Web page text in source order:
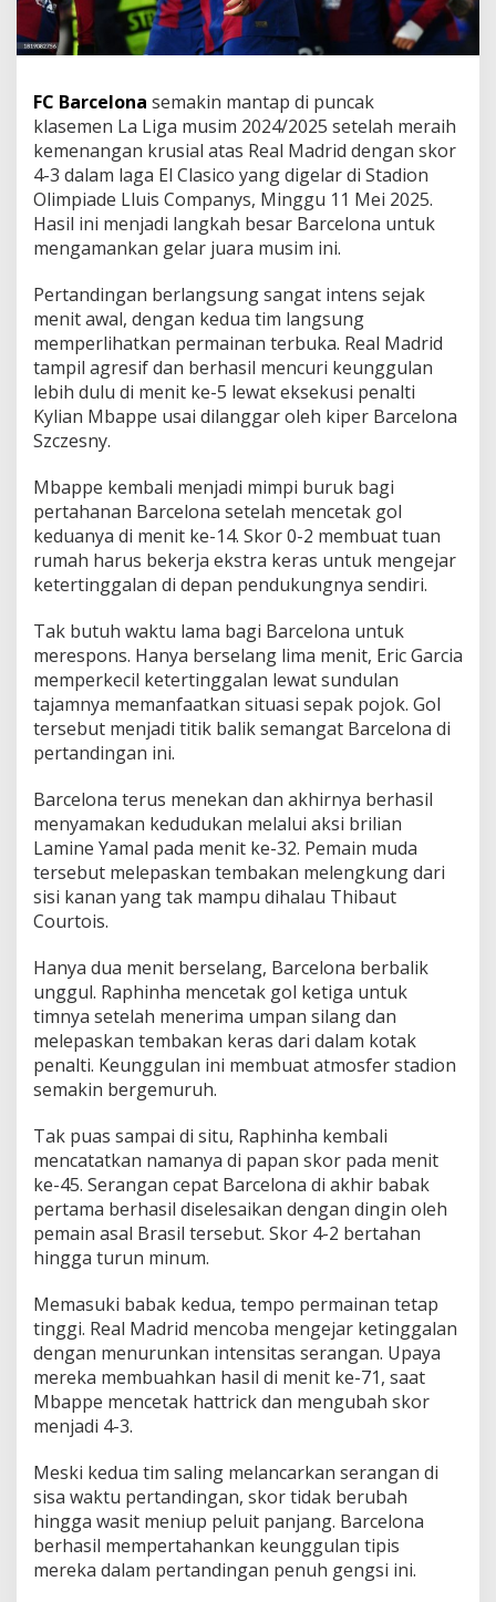
FC Barcelona semakin mantap di puncak
klasemen La Liga musim 2024/2025 setelah meraih
kemenangan krusial atas Real Madrid dengan skor
4-3 dalam laga El Clasico yang digelar di Stadion
Olimpiade Lluis Companys, Minggu 11 Mei 2025.
Hasil ini menjadi langkah besar Barcelona untuk
mengamankan gelar juara musim ini.
Pertandingan berlangsung sangat intens sejak
menit awal, dengan kedua tim langsung
memperlihatkan permainan terbuka. Real Madrid
tampil agresif dan berhasil mencuri keunggulan
lebih dulu di menit ke-5 lewat eksekusi penalti
Kylian Mbappe usai dilanggar oleh kiper Barcelona
Szczesny.
Mbappe kembali menjadi mimpi buruk bagi
pertahanan Barcelona setelah mencetak gol
keduanya di menit ke-14. Skor 0-2 membuat tuan
rumah harus bekerja ekstra keras untuk mengejar
ketertinggalan di depan pendukungnya sendiri.
Tak butuh waktu lama bagi Barcelona untuk
merespons. Hanya berselang lima menit, Eric Garcia
memperkecil ketertinggalan lewat sundulan
tajamnya memanfaatkan situasi sepak pojok. Gol
tersebut menjadi titik balik semangat Barcelona di
pertandingan ini.
Barcelona terus menekan dan akhirnya berhasil
menyamakan kedudukan melalui aksi brilian
Lamine Yamal pada menit ke-32. Pemain muda
tersebut melepaskan tembakan melengkung dari
sisi kanan yang tak mampu dihalau Thibaut
Courtois.
Hanya dua menit berselang, Barcelona berbalik
unggul. Raphinha mencetak gol ketiga untuk
timnya setelah menerima umpan silang dan
melepaskan tembakan keras dari dalam kotak
penalti. Keunggulan ini membuat atmosfer stadion
semakin bergemuruh.
Tak puas sampai di situ, Raphinha kembali
mencatatkan namanya di papan skor pada menit
ke-45. Serangan cepat Barcelona di akhir babak
pertama berhasil diselesaikan dengan dingin oleh
pemain asal Brasil tersebut. Skor 4-2 bertahan
hingga turun minum.
Memasuki babak kedua, tempo permainan tetap
tinggi. Real Madrid mencoba mengejar ketinggalan
dengan menurunkan intensitas serangan. Upaya
mereka membuahkan hasil di menit ke-71, saat
Mbappe mencetak hattrick dan mengubah skor
menjadi 4-3.
Meski kedua tim saling melancarkan serangan di
sisa waktu pertandingan, skor tidak berubah
hingga wasit meniup peluit panjang. Barcelona
berhasil mempertahankan keunggulan tipis
mereka dalam pertandingan penuh gengsi ini.